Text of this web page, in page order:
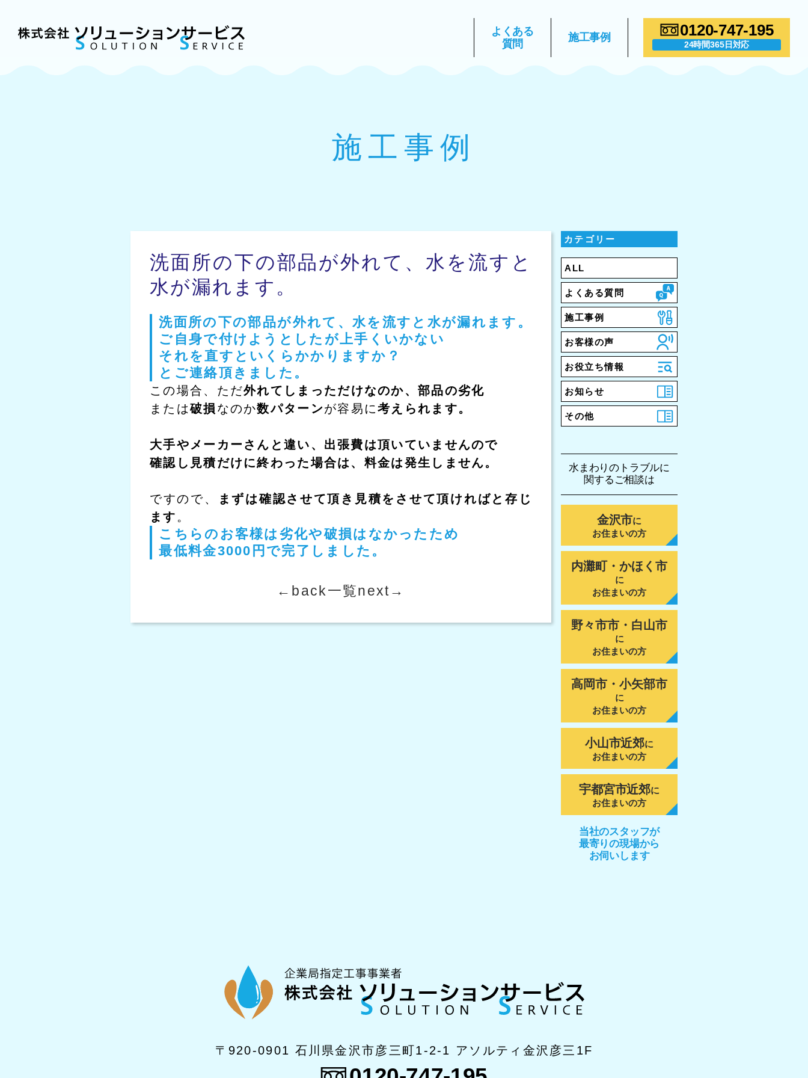
よくある
質問
施工事例 0120-747-195
24時間365日対応
施工事例
洗面所の下の部品が外れて、水を流すと
水が漏れます。
洗面所の下の部品が外れて、水を流すと水が漏れます。
ご自身で付けようとしたが上手くいかない
それを直すといくらかかりますか？
とご連絡頂きました。
この場合、ただ外れてしまっただけなのか、部品の劣化
または破損 なのか数パターンが容易に考えられます。
大手やメーカーさんと違い、出張費は頂いていませんので
確認し見積だけに終わった場合は、料金は発生しません。
ですので、
まずは確認させて頂き見積をさせて頂ければと存じ
ます 。
こちらのお客様は劣化や破損はなかったため
最低料金3000円で完了しました。
←back一覧next→
カテゴリー
ALL
よくある質問
施工事例
お客様の声
お役立ち情報
お知らせ
その他
水まわりのトラブルに
関するご相談は
金沢市に
お住まいの方
内灘町・かほく市
に
お住まいの方
野々市市・白山市
に
お住まいの方
高岡市・小矢部市
に
お住まいの方
小山市近郊に
お住まいの方
宇都宮市近郊に
お住まいの方
当社のスタッフが
最寄りの現場から
お伺いします
〒920-0901 石川県金沢市彦三町1-2-1 アソルティ金沢彦三1F